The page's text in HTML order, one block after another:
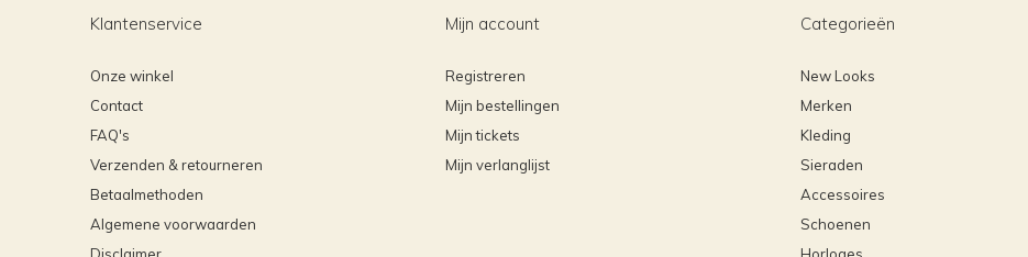
Klantenservice
Onze winkel
Contact
FAQ's
Verzenden & retourneren
Betaalmethoden
Algemene voorwaarden
Mijn account
Registreren
Mijn bestellingen
Mijn tickets
Mijn verlanglijst
Categorieën
New Looks
Merken
Kleding
Sieraden
Accessoires
Schoenen